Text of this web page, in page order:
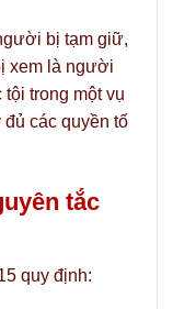
bị tạm giữ,
xem là người
trong một vụ
các quyền tố
tắc
quy định: